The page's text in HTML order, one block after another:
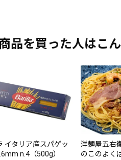
品を買った人はこ
イタリア産スパゲッ
n.4（500g）
洋麺屋五右
のこのよく